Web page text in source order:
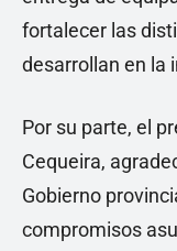
fortalecer las
desarrollan en la
Por su parte, el
Cequeira,
Gobierno
compromisos